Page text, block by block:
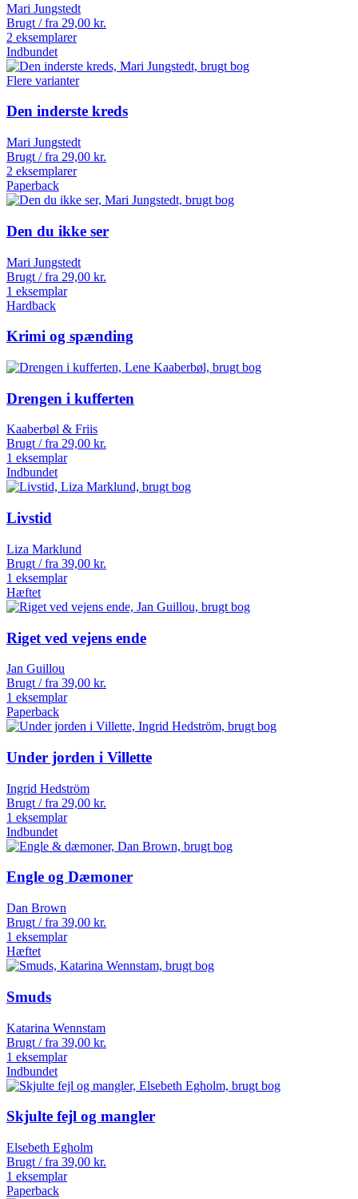
Mari Jungstedt
Brugt / fra 29,00 kr.
2 eksemplarer
Indbundet
Flere varianter
Den inderste kreds
Mari Jungstedt
Brugt / fra 29,00 kr.
2 eksemplarer
Paperback
Den du ikke ser
Mari Jungstedt
Brugt / fra 29,00 kr.
1 eksemplar
Hardback
Krimi og spænding
Drengen i kufferten
Kaaberbøl & Friis
Brugt / fra 29,00 kr.
1 eksemplar
Indbundet
Livstid
Liza Marklund
Brugt / fra 39,00 kr.
1 eksemplar
Hæftet
Riget ved vejens ende
Jan Guillou
Brugt / fra 39,00 kr.
1 eksemplar
Paperback
Under jorden i Villette
Ingrid Hedström
Brugt / fra 29,00 kr.
1 eksemplar
Indbundet
Engle og Dæmoner
Dan Brown
Brugt / fra 39,00 kr.
1 eksemplar
Hæftet
Smuds
Katarina Wennstam
Brugt / fra 39,00 kr.
1 eksemplar
Indbundet
Skjulte fejl og mangler
Elsebeth Egholm
Brugt / fra 39,00 kr.
1 eksemplar
Paperback